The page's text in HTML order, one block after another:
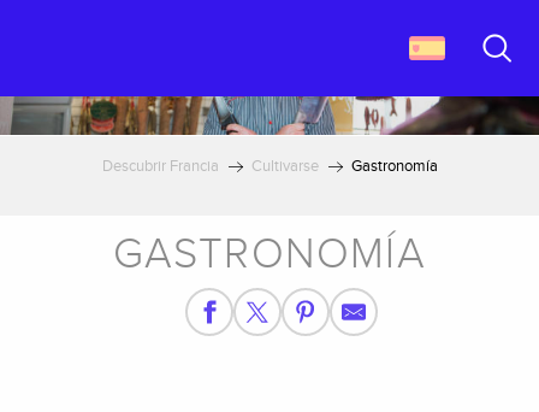
principal
Descubrir Francia Cultivarse Gastronomía
GASTRONOMÍA